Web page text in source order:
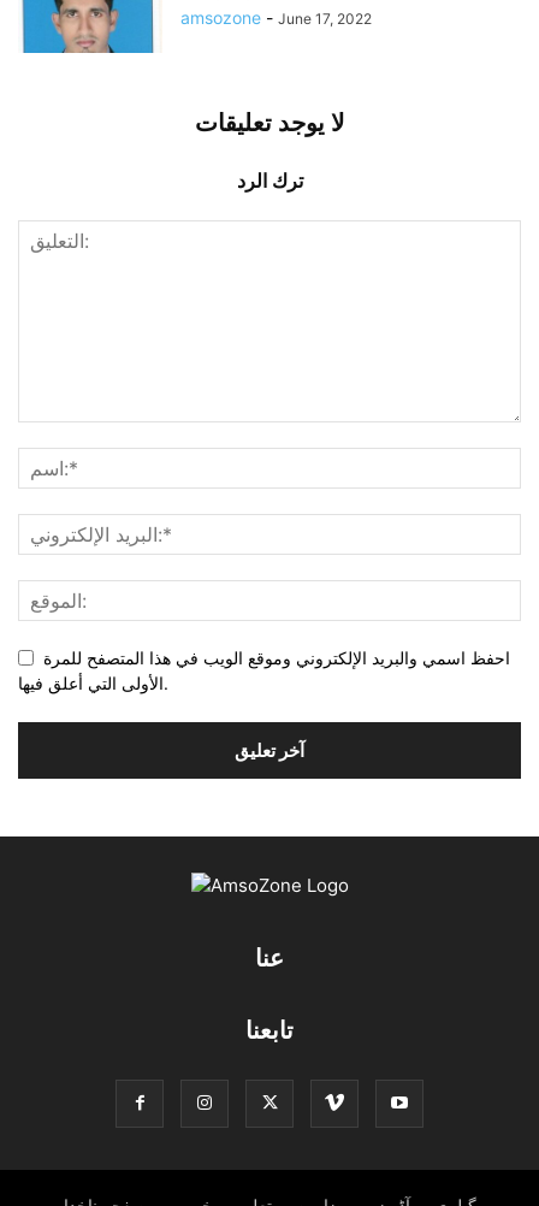
amsozone - June 17, 2022
لا يوجد تعليقات
ترك الرد
احفظ اسمي والبريد الإلكتروني وموقع الويب في هذا المتصفح للمرة
الأولى التي أعلق فيها.
عنا
تابعنا